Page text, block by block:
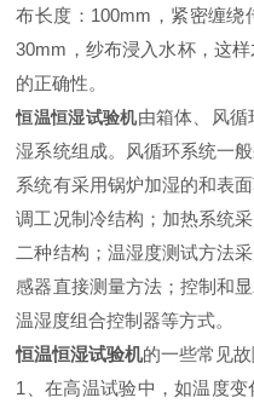
布长度：100mm，紧密缠
30mm，纱布浸入水杯，这
的正确性。
恒温恒湿试验机由箱体、风循
湿系统组成。风循环系统一
系统有采用锅炉加湿的和表
调工况制冷结构；加热系统
二种结构；温湿度测试方法
感器直接测量方法；控制和
温湿度组合控制器等方式。
恒温恒湿试验机的一些常见
1
、在高温试验中，如温度